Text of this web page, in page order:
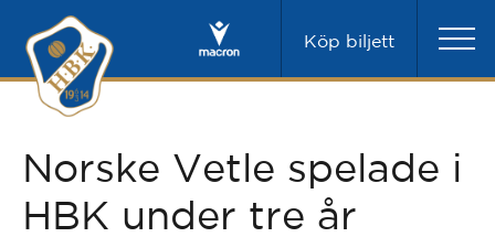
Köp biljett
Norske Vetle spelade i
HBK under tre år